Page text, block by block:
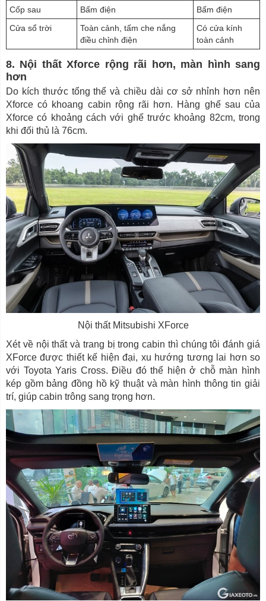
Cốp sau
Bấm điện
Bấm điện
Cửa sổ trời
Toàn cảnh, tấm che nắng
điều chỉnh điện
Có cửa kính
toàn cảnh
8. Nội thất Xforce rộng rãi hơn, màn hình sang
hơn
Do kích thước tổng thể và chiều dài cơ sở nhỉnh hơn nên
Xforce có khoang cabin rộng rãi hơn. Hàng ghế sau của
Xforce có khoảng cách với ghế trước khoảng 82cm, trong
khi đối thủ là 76cm.
Nội thất Mitsubishi XForce
Xét về nội thất và trang bị trong cabin thì chúng tôi đánh giá
XForce được thiết kế hiện đại, xu hướng tương lai hơn so
với Toyota Yaris Cross. Điều đó thể hiện ở chỗ màn hình
kép gồm bảng đồng hồ kỹ thuật và màn hình thông tin giải
trí, giúp cabin trông sang trọng hơn.